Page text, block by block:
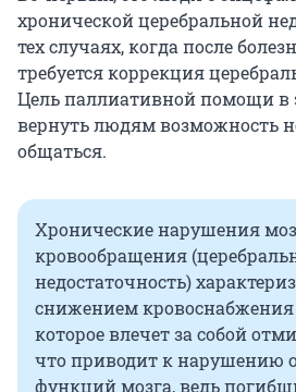
хронической церебральной
тех случаях, когда после
требуется коррекция
Цель паллиативной помощи в
вернуть людям возможность
общаться.
Хронические нарушения
кровообращения
недостаточность)
снижением кровоснабжения
которое влечет за собой
что приводит к нарушению
функций мозга, ведь